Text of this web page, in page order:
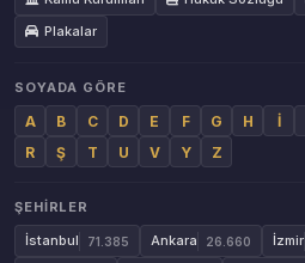
Plakalar
SOYADA GÖRE
A B C D E F G H İ
R
Ş T U V Y Z
ŞEHIRLER
İstanbul
71.385 Ankara 26.660 İzmir